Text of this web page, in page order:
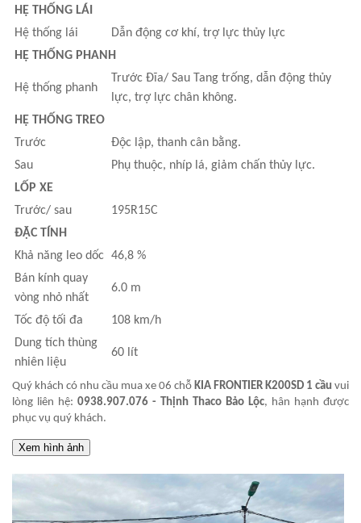
HỆ THỐNG LÁI
Hệ thống lái
Dẫn động cơ khí, trợ lực thủy lực
HỆ THỐNG PHANH
Hệ thống phanh
Trước Đĩa/ Sau Tang trống, dẫn động thủy
lực, trợ lực chân không.
HỆ THỐNG TREO
Trước
Độc lập, thanh cân bằng.
Sau
Phụ thuộc, nhíp lá, giảm chấn thủy lực.
LỐP XE
Trước/ sau
195R15C
ĐẶC TÍNH
Khả năng leo dốc 46,8 %
Bán kính quay
vòng nhỏ nhất
6.0 m
Tốc độ tối đa
108 km/h
Dung tích thùng
nhiên liệu
60 lít
Quý khách có nhu cầu mua xe 06 chỗ KIA FRONTIER K200SD 1 cầu vui
lòng liên hệ: 0938.907.076 - Thịnh Thaco Bảo Lộc, hân hạnh được
phục vụ quý khách.
Xem hình ảnh